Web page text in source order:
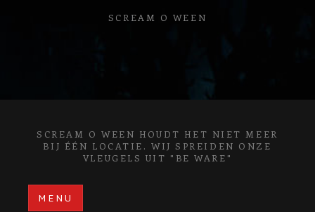
SCREAM O WEEN
SCREAM O WEEN HOUDT HET NIET MEER
BIJ ÉÉN LOCATIE. WIJ SPREIDEN ONZE
VLEUGELS UIT "BE WARE"
MENU